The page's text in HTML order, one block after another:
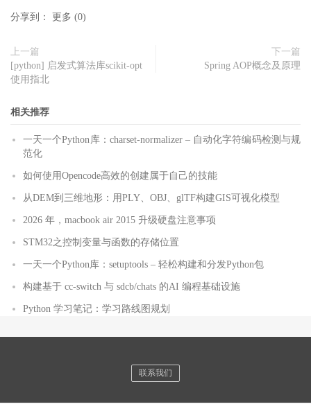
分享到： 更多 (0)
上一篇
[python] 启发式算法库scikit-opt
使用指北
下一篇
Spring AOP概念及原理
相关推荐
一天一个Python库：charset-normalizer – 自动化字符编码检测与规
范化
如何使用Opencode高效的创建属于自己的技能
从DEM到三维地形：用PLY、OBJ、glTF构建GIS可视化模型
2026 年，macbook air 2015 升级硬盘注意事项
STM32之控制变量与函数的存储位置
一天一个Python库：setuptools – 轻松构建和分发Python包
构建基于 cc-switch 与 sdcb/chats 的AI 编程基础设施
Python 学习笔记：学习路线图规划
联系我们